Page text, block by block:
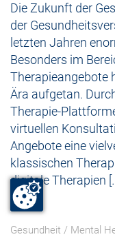
Die Zukunft der
der
letzten Jahren
Besonders im
Therapieangebote
Ära aufgetan.
Therapie-
virtuellen
Angebote eine
klassischen
digitale Therapien
Gesundheit / Mental